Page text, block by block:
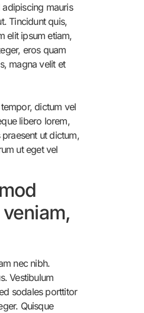
mauris
Tincidunt quis,
elit ipsum etiam,
eros quam
magna velit et
dictum vel
libero lorem,
ut dictum,
ut eget vel
nec nibh.
Vestibulum
sodales porttitor
Quisque